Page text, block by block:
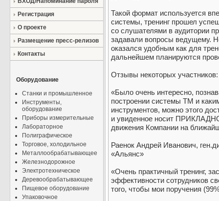
Регистрация
О проекте
Размещение пресс-релизов
Контакты
Оборудование
Станки и промышленное
Инструменты,
оборудование
Приборы измерительные
Лабораторное
Полиграфическое
Торговое, холодильное
Металлообрабатывающее
Железнодорожное
Электротехническое
Деревообрабатывающее
Пищевое оборудование
Упаковочное
Такой формат используется
системы, тренинг прошел
со слушателями в аудитории
задавали вопросы ведущему.
оказался удобным как для
дальнейшем планируются
Отзывы некоторых участников:
«Было очень интересно,
построении системы ТМ и
инструментов, можно этого
и увиденное носит
движения Компании на
Раенок Андрей Иванович,
«Альянс»
«Очень практичный тренинг,
эффективности сотрудников
того, чтобы мои поручения